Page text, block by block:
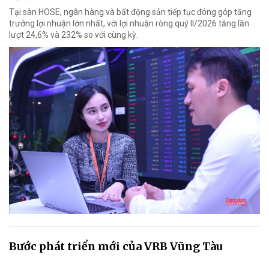
Tại sàn HOSE, ngân hàng và bất động sản tiếp tục đóng góp tăng
trưởng lợi nhuận lớn nhất, với lợi nhuận ròng quý II/2026 tăng lần
lượt 24,6% và 232% so với cùng kỳ.
Bước phát triển mới của VRB Vũng Tàu